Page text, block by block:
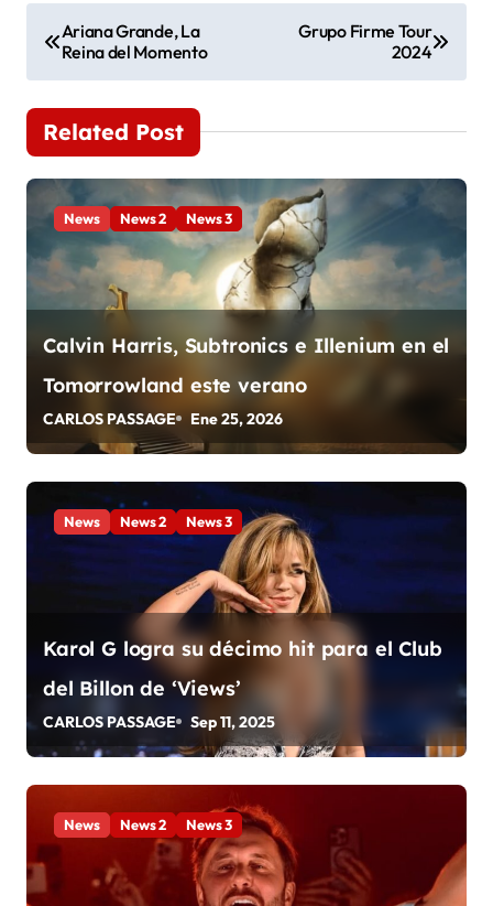
N
a
v
e
g
a
c
ó
n
d
e
a
d
a
s
Ariana Grande, La
Reina del Momento
Grupo Firme Tour
2024
Related Post
News News 2 News 3
Calvin Harris, Subtronics e Illenium en el
Tomorrowland este verano
CARLOS PASSAGE Ene 25, 2026
News News 2 News 3
Karol G logra su décimo hit para el Club
del Billon de ‘Views’
CARLOS PASSAGE Sep 11, 2025
News News 2 News 3